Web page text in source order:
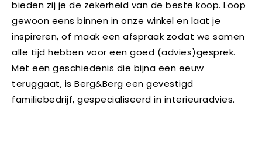
bieden zij je de zekerheid van de beste koop. Loop
gewoon eens binnen in onze winkel en laat je
inspireren, of maak een afspraak zodat we samen
alle tijd hebben voor een goed (advies)gesprek.
Met een geschiedenis die bijna een eeuw
teruggaat, is Berg&Berg een gevestigd
familiebedrijf, gespecialiseerd in interieuradvies.